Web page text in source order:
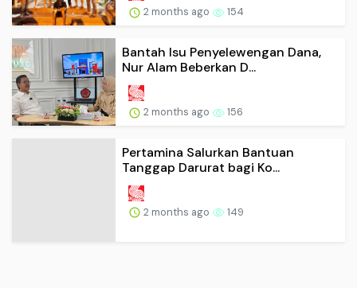
2 months ago 154
Bantah Isu Penyelewengan Dana,
Nur Alam Beberkan D...
2 months ago 156
Pertamina Salurkan Bantuan
Tanggap Darurat bagi Ko...
2 months ago 149